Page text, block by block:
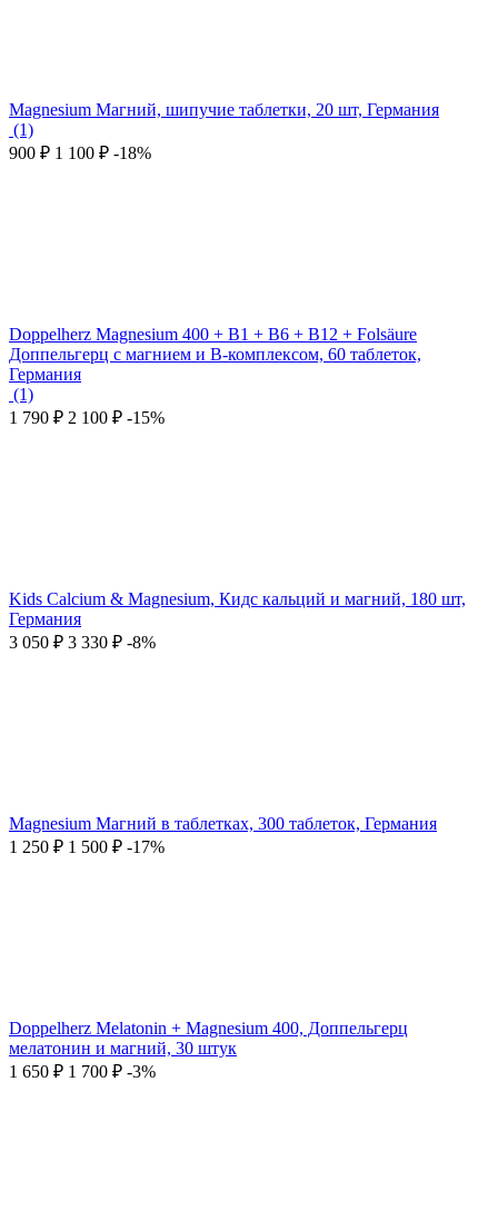
Magnesium Магний, шипучие таблетки, 20 шт, Германия
(1)
‍900‍ ₽ 1 100 ₽ -18%
Doppelherz Magnesium 400 + B1 + B6 + B12 + Folsäure
Доппельгерц с магнием и В-комплексом, 60 таблеток,
Германия
(1)
1 790 ₽ 2 100 ₽ -15%
Kids Calcium & Magnesium, Кидс кальций и магний, 180 шт,
Германия
3 050 ₽ 3 330 ₽ -8%
Magnesium Магний в таблетках, 300 таблеток, Германия
1 250 ₽ 1 500 ₽ -17%
Doppelherz Melatonin + Magnesium 400, Доппельгерц
мелатонин и магний, 30 штук
1 650 ₽ 1 700 ₽ -3%